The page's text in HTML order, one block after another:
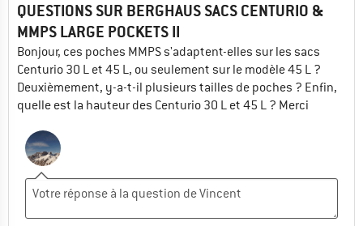
QUESTIONS SUR BERGHAUS SACS CENTURIO &
MMPS LARGE POCKETS II
Bonjour, ces poches MMPS s'adaptent-elles sur les sacs
Centurio 30 L et 45 L, ou seulement sur le modèle 45 L ?
Deuxièmement, y-a-t-il plusieurs tailles de poches ? Enfin,
quelle est la hauteur des Centurio 30 L et 45 L ? Merci